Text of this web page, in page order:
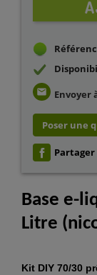
email Envoyer
Poser une
Partager
Base e-
Litre
Kit DIY 70/30